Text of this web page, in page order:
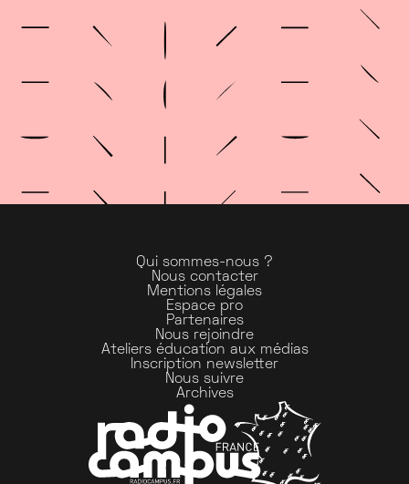
Qui sommes-nous ?
Nous contacter
Mentions légales
Espace pro
Partenaires
Nous rejoindre
Ateliers éducation aux médias
Inscription newsletter
Nous suivre
Archives